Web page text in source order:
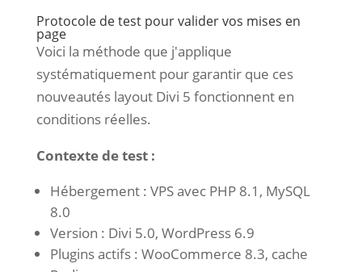
Protocole de test pour valider vos mises en
page
Voici la méthode que j'applique
systématiquement pour garantir que ces
nouveautés layout Divi 5 fonctionnent en
conditions réelles.
Contexte de test :
Hébergement : VPS avec PHP 8.1, MySQL
8.0
Version : Divi 5.0, WordPress 6.9
Plugins actifs : WooCommerce 8.3, cache